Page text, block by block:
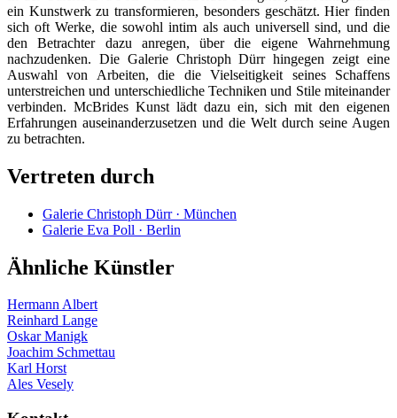
ein Kunstwerk zu transformieren, besonders geschätzt. Hier finden
sich oft Werke, die sowohl intim als auch universell sind, und die
den Betrachter dazu anregen, über die eigene Wahrnehmung
nachzudenken. Die Galerie Christoph Dürr hingegen zeigt eine
Auswahl von Arbeiten, die die Vielseitigkeit seines Schaffens
unterstreichen und unterschiedliche Techniken und Stile miteinander
verbinden. McBrides Kunst lädt dazu ein, sich mit den eigenen
Erfahrungen auseinanderzusetzen und die Welt durch seine Augen
zu betrachten.
Vertreten durch
Galerie Christoph Dürr · München
Galerie Eva Poll · Berlin
Ähnliche Künstler
Hermann Albert
Reinhard Lange
Oskar Manigk
Joachim Schmettau
Karl Horst
Ales Vesely